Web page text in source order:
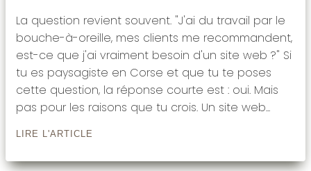
La question revient souvent. "J'ai du travail par le
bouche-à-oreille, mes clients me recommandent,
est-ce que j'ai vraiment besoin d'un site web ?" Si
tu es paysagiste en Corse et que tu te poses
cette question, la réponse courte est : oui. Mais
pas pour les raisons que tu crois. Un site web...
LIRE L'ARTICLE